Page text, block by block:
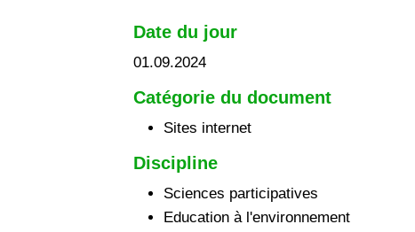
Date du jour
01.09.2024
Catégorie du document
Sites internet
Discipline
Sciences participatives
Education à l'environnement